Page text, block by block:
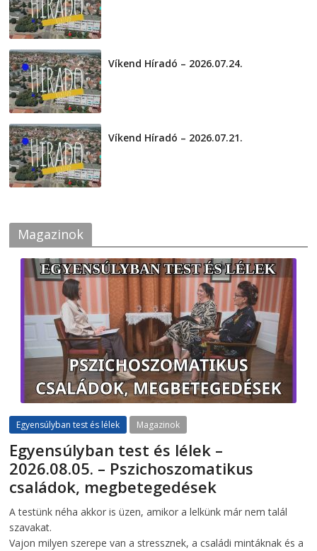
Víkend Híradó – 2026.07.24.
Víkend Híradó – 2026.07.21.
Magazinok
Egyensúlyban test és lélek Magazinok
Egyensúlyban test és lélek –
2026.08.05. – Pszichoszomatikus
családok, megbetegedések
A testünk néha akkor is üzen, amikor a lelkünk már nem talál
szavakat.
Vajon milyen szerepe van a stressznek, a családi mintáknak és a